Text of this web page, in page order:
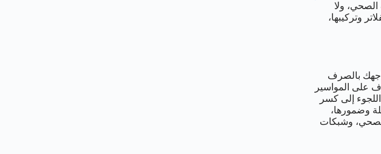
ولا
وتركيبها،
بالصرف
على المواسير
إلى كسر
وضمورها،
وشبكات